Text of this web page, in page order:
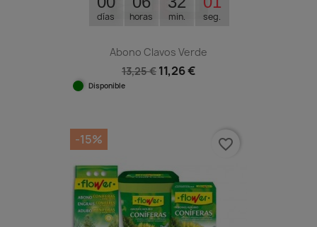
días horas min. seg.
Abono Clavos Verde
13,25 € 11,26 €
Disponible
-15% favorite_border